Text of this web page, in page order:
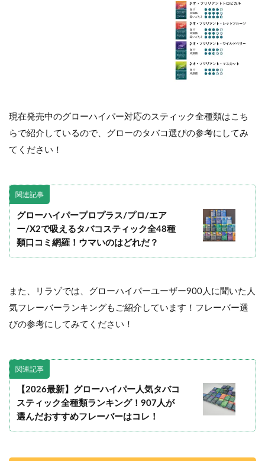
現在発売中のグローハイパー対応のスティック全種類はこち
らで紹介しているので、グローのタバコ選びの参考にしてみ
てください！
関連記事
グローハイパープロプラス/プロ/エア
ー/X2で吸えるタバコスティック全48種
類口コミ網羅！ウマいのはどれだ？
また、リラゾでは、グローハイパーユーザー900人に聞いた人
気フレーバーランキングもご紹介しています！フレーバー選
びの参考にしてみてください！
関連記事
【2026最新】グローハイパー人気タバコ
スティック全種類ランキング！907人が
選んだおすすめフレーバーはコレ！